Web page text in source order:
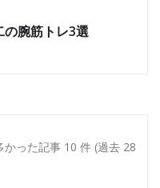
の腕筋トレ3選
かった記事 10 件 (過去 28